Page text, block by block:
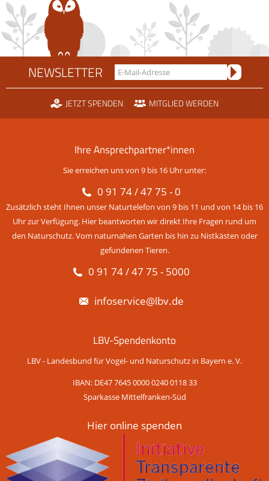
NEWSLETTER
JETZT SPENDEN MITGLIED WERDEN
Ihre Ansprechpartner*innen
Sie erreichen uns von 9 bis 16 Uhr unter:
0 91 74 / 47 75 - 0
Zusätzlich steht Ihnen unser Naturtelefon von 9 bis 11 und von 14 bis 16
Uhr zur Verfügung. Hier beantworten wir direkt Ihre Fragen rund um
den Naturschutz. Vom naturnahen Garten bis hin zu Nistkästen oder
gefundenen Tieren.
0 91 74 / 47 75 - 5000
infoservice@lbv.de
LBV-Spendenkonto
LBV - Landesbund für Vogel- und Naturschutz in Bayern e. V.
IBAN: DE47 7645 0000 0240 0118 33
Sparkasse Mittelfranken-Süd
Hier online spenden